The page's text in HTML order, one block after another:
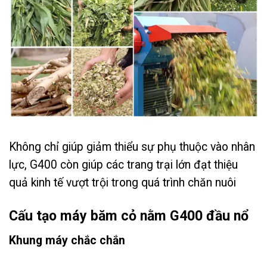
Không chỉ giúp giảm thiểu sự phụ thuộc vào nhân
lực, G400 còn giúp các trang trại lớn đạt thiệu
quả kinh tế vượt trội trong quá trình chăn nuôi
Cấu tạo máy băm cỏ nằm G400 đầu nổ
Khung máy chắc chắn